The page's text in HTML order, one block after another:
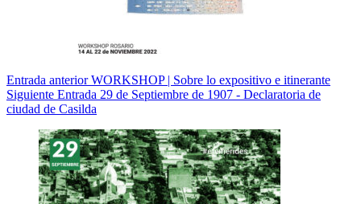
Entrada anteriorWORKSHOP | Sobre lo expositivo e itinerante
Siguiente Entrada 29 de Septiembre de 1907 - Declaratoria de
ciudad de Casilda